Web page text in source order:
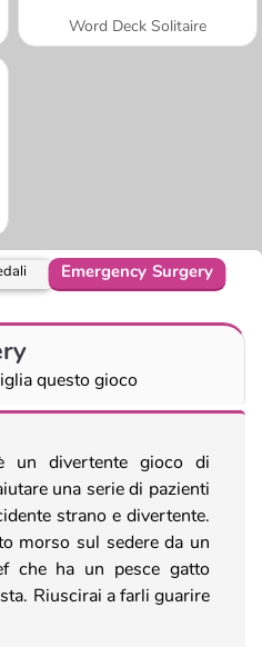
Word Deck Solitaire
Emergency Surgery
questo gioco
divertente gioco di
una serie di pazienti
strano e divertente.
morso sul sedere da un
che ha un pesce gatto
Riuscirai a farli guarire